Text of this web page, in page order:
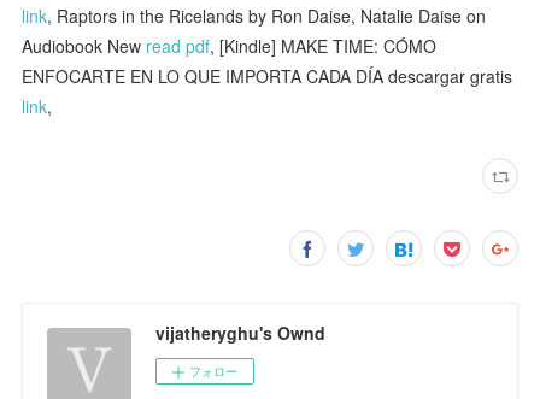
link, Raptors in the Ricelands by Ron Daise, Natalie Daise on
Audiobook New read pdf, [Kindle] MAKE TIME: CÓMO
ENFOCARTE EN LO QUE IMPORTA CADA DÍA descargar gratis
link,
vijatheryghu's Ownd
フォロー